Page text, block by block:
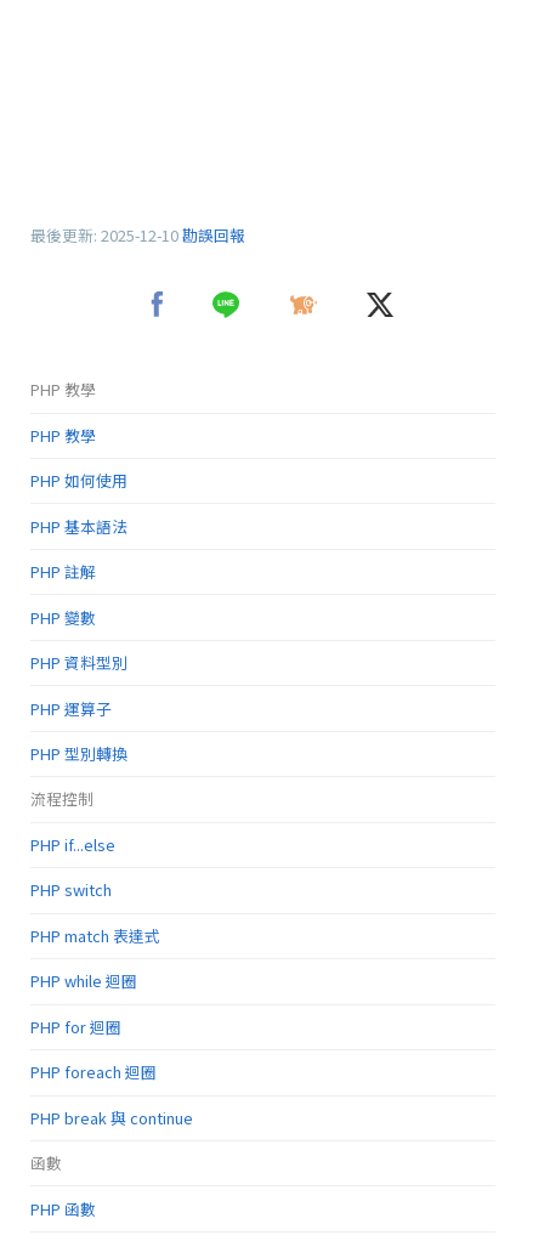
最後更新: 2025-12-10勘誤回報
PHP 教學
PHP 教學
PHP 如何使用
PHP 基本語法
PHP 註解
PHP 變數
PHP 資料型別
PHP 運算子
PHP 型別轉換
流程控制
PHP if...else
PHP switch
PHP match 表達式
PHP while 迴圈
PHP for 迴圈
PHP foreach 迴圈
PHP break 與 continue
函數
PHP 函數